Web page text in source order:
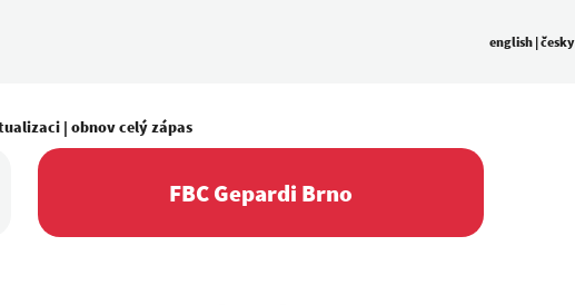
english |česky
| obnov celý zápas
FBC Gepardi Brno